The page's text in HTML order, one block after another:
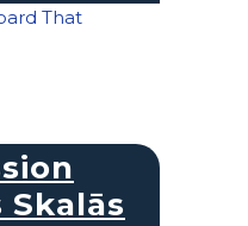
Skalās